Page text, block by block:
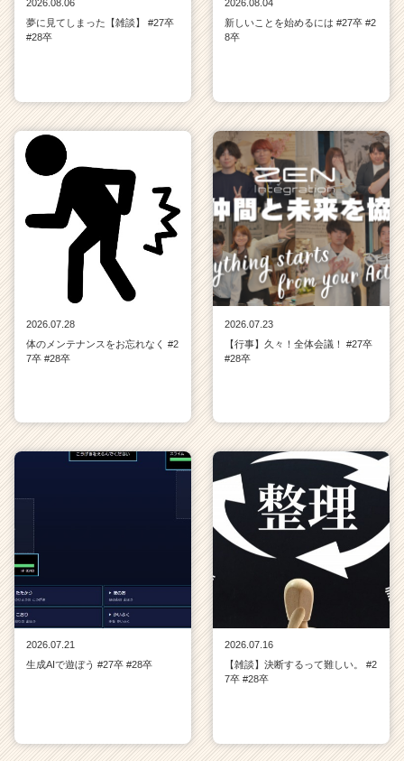
2026.08.06
夢に見てしまった【雑談】 #27卒
#28卒
2026.08.04
新しいことを始めるには #27卒 #2
8卒
2026.07.28
体のメンテナンスをお忘れなく #2
7卒 #28卒
2026.07.23
【行事】久々！全体会議！ #27卒
#28卒
2026.07.21
生成AIで遊ぼう #27卒 #28卒
2026.07.16
【雑談】決断するって難しい。 #2
7卒 #28卒